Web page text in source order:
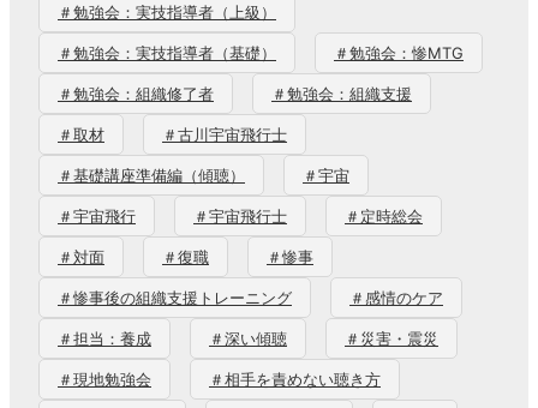
＃勉強会：実技指導者（上級）
＃勉強会：実技指導者（基礎） ＃勉強会：惨MTG
＃勉強会：組織修了者 ＃勉強会：組織支援
＃取材 ＃古川宇宙飛行士
＃基礎講座準備編（傾聴） ＃宇宙
＃宇宙飛行 ＃宇宙飛行士 ＃定時総会
＃対面 ＃復職 ＃惨事
＃惨事後の組織支援トレーニング ＃感情のケア
＃担当：養成 ＃深い傾聴 ＃災害・震災
＃現地勉強会 ＃相手を責めない聴き方